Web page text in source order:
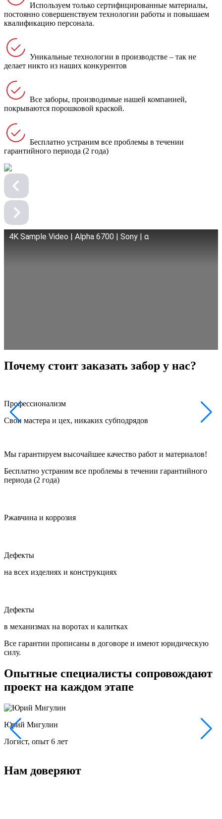
Используем только сертифицированные материалы,
постоянно совершенствуем технологии работы и повышаем
квалификацию персонала.
Уникальные технологии в производстве – так не
делает никто из наших конкурентов
Все заборы, производимые нашей компанией,
покрываются порошковой краской.
Бесплатно устраним все проблемы в течении
гарантийного периода (2 года)
4K Sample Video | Alpha 6700 | Sony | α
Почему стоит заказать забор у нас?
Профессионализм
Свои мастера и цех, никаких субподрядов
Мы гарантируем высочайшее качество работ и материалов!
Бесплатно устраним все проблемы в течении гарантийного
периода (2 года)
Ржавчина и коррозия
Дефекты
на всех изделиях и конструкциях
Дефекты
в механизмах на воротах и калитках
Все гарантии прописаны в договоре и имеют юридическую
силу.
Опытные специалисты сопровождают
проект на каждом этапе
Юрий Мигулин
Логист, опыт 6 лет
Нам доверяют